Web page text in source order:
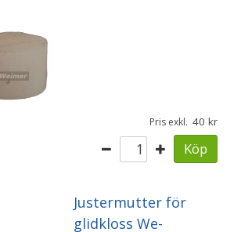
Pris exkl. 40
Köp
Justermutter för
glidkloss We-